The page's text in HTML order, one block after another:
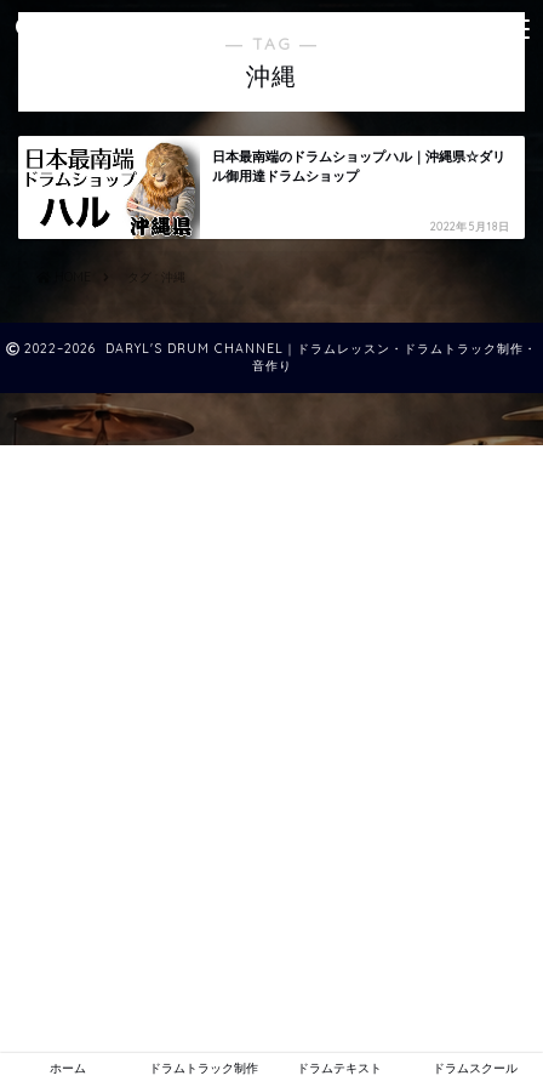
― TAG ―
沖縄
日本最南端のドラムショップハル｜沖縄県☆ダリ
ル御用達ドラムショップ
2022年5月18日
2022–2026 DARYL'S DRUM CHANNEL｜ドラムレッスン・ドラムトラック制作・
音作り
ホーム ドラムトラック制作 ドラムテキスト ドラムスクール